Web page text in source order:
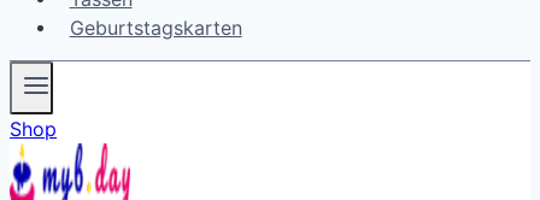
Geburtstagskarten
Shop